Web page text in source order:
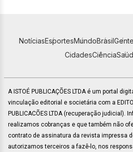
NotíciasEsportesMundoBrasil
CidadesCiência
A ISTOÉ PUBLICAÇÕES LTDA é um portal
vinculação editorial e societária com a
PUBLICACÕES LTDA (recuperação judicial).
realizamos cobranças e que também não
contrato de assinatura da revista impressa
autorizamos terceiros a fazê-lo, nos